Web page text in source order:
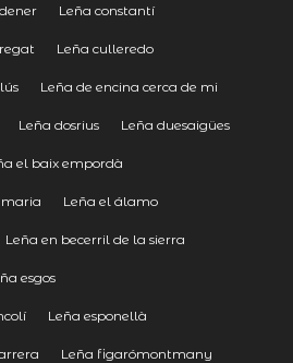
Leña constantí
Leña culleredo
Leña de encina cerca de mi
Leña dosrius Leña duesaigües
el baix empordà
maria Leña el álamo
Leña en becerril de la sierra
esgos
Leña esponellà
Leña figarómontmany